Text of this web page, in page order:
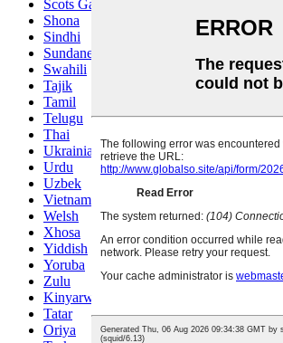
Scots Gaelic
Shona
Sindhi
Sundanese
Swahili
Tajik
Tamil
Telugu
Thai
Ukrainian
Urdu
Uzbek
Vietnamese
Welsh
Xhosa
Yiddish
Yoruba
Zulu
Kinyarwanda
Tatar
Oriya